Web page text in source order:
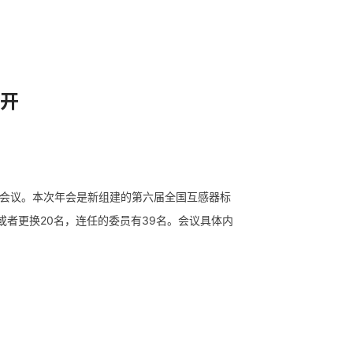
。本次年会是新组建的第六届全国互感器标
者更换20名，连任的委员有39名。会议具体内